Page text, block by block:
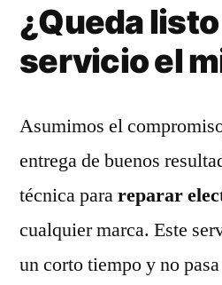
¿Queda
servicio el
Asumimos el
entrega de buenos
técnica parareparar
cualquier marca. Este
un corto tiempo y no